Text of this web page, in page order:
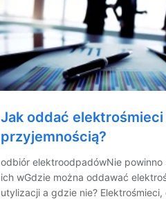
Jak oddać elektrośmieci
przyjemnością?
odbiór elektroodpadówNie powinno
ich wGdzie można oddawać
utylizacji a gdzie nie?